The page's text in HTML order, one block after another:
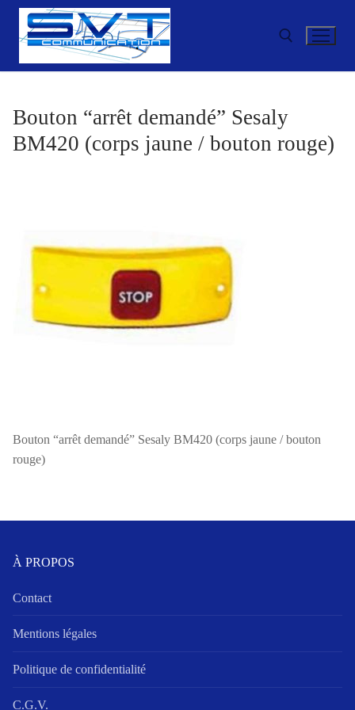
Aller
contenu
Bouton “arrêt demandé” Sesaly
BM420 (corps jaune / bouton rouge)
Bouton “arrêt demandé” Sesaly BM420 (corps jaune / bouton
rouge)
À PROPOS
Contact
Mentions légales
Politique de confidentialité
C.G.V.